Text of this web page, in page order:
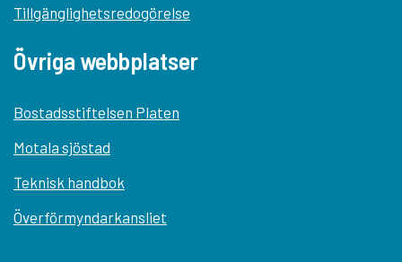
Tillgänglighetsredogörelse
Övriga webbplatser
Bostadsstiftelsen Platen
Motala sjöstad
Teknisk handbok
Överförmyndarkansliet